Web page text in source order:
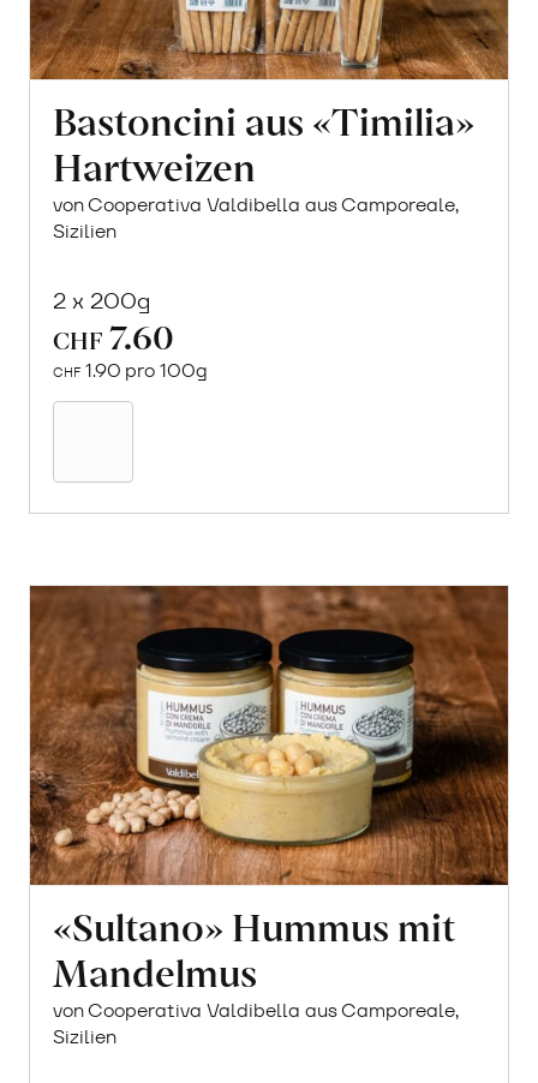
Bastoncini aus «Timilia»
Hartweizen
von Cooperativa Valdibella aus Camporeale,
Sizilien
2 x 200g
CHF 7.60
CHF 1.90 pro 100g
«Sultano» Hummus mit
Mandelmus
von Cooperativa Valdibella aus Camporeale,
Sizilien